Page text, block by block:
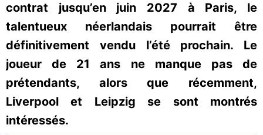
contrat jusqu’en juin 2027 à Paris, le
talentueux néerlandais pourrait être
définitivement vendu l’été prochain. Le
joueur de 21 ans ne manque pas de
prétendants, alors que récemment,
Liverpool et Leipzig se sont montrés
intéressés.